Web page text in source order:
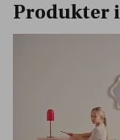
Produkter